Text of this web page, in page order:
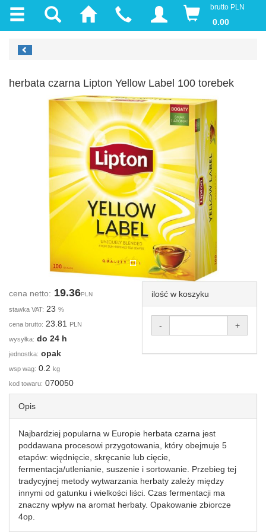
brutto PLN
0.00
herbata czarna Lipton Yellow Label 100 torebek
cena netto: 19.36PLN
stawka VAT: 23 %
cena brutto: 23.81 PLN
wysyłka: do 24 h
jednostka: opak
wsp wag: 0.2 kg
kod towaru: 070050
ilość w koszyku
- +
Opis
Najbardziej popularna w Europie herbata czarna jest
poddawana procesowi przygotowania, który obejmuje 5
etapów: więdnięcie, skręcanie lub cięcie,
fermentacja/utlenianie, suszenie i sortowanie. Przebieg tej
tradycyjnej metody wytwarzania herbaty zależy między
innymi od gatunku i wielkości liści. Czas fermentacji ma
znaczny wpływ na aromat herbaty. Opakowanie zbiorcze
4op.